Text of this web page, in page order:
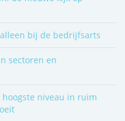
bij de bedrijfsarts
sectoren en
niveau in ruim